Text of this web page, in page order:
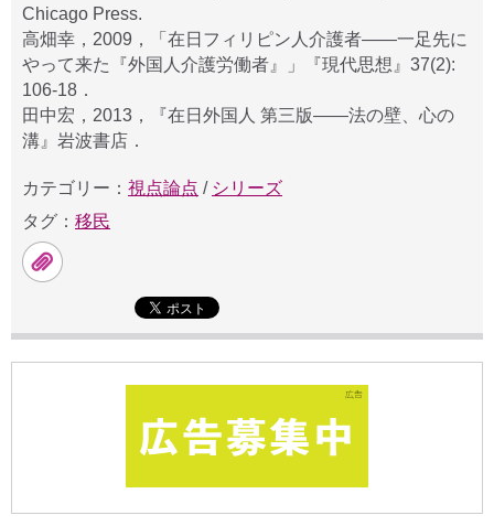
Chicago Press.
高畑幸，2009，「在日フィリピン人介護者——一足先に
やって来た『外国人介護労働者』」『現代思想』37(2):
106-18．
田中宏，2013，『在日外国人 第三版——法の壁、心の
溝』岩波書店．
カテゴリー： 視点論点 / シリーズ
タグ： 移民